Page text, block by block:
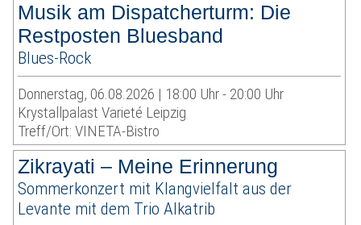
Musik am Dispatcherturm: Die
Restposten Bluesband
Blues-Rock
Donnerstag, 06.08.2026 | 18:00 Uhr - 20:00 Uhr
Krystallpalast Varieté Leipzig
Treff/Ort: VINETA-Bistro
Zikrayati – Meine Erinnerung
Sommerkonzert mit Klangvielfalt aus der
Levante mit dem Trio Alkatrib